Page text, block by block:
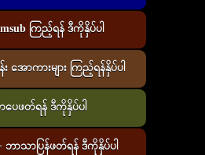
ကြည့်ရန် ဒီကိုနှိပ်ပါ
အောကားများ ကြည့်ရန်နှိပ်ပါ
ပေဖတ်ရန် ဒီကိုနှိပ်ပါ
ဘာသာပြန်ဖတ်ရန် ဒီကိုနှိပ်ပါ